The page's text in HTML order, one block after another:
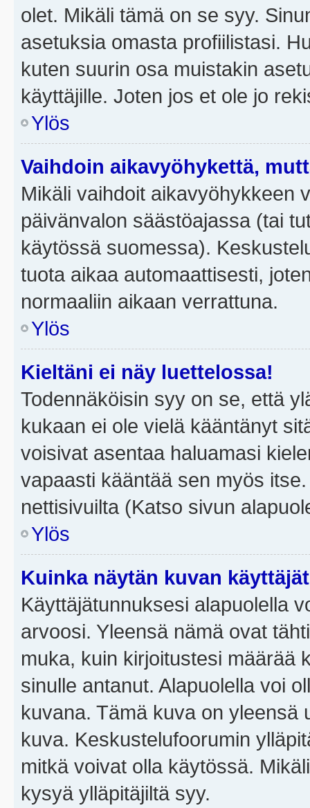
olet. Mikäli tämä on se syy.
asetuksia omasta profiilistasi.
kuten suurin osa muistakin
käyttäjille. Joten jos et ole jo
Ylös
Vaihdoin aikavyöhykettä,
Mikäli vaihdoit aikavyöhykkeen
päivänvalon säästöajassa (tai
käytössä suomessa).
tuota aikaa automaattisesti,
normaaliin aikaan verrattuna.
Ylös
Kieltäni ei näy luettelossa!
Todennäköisin syy on se, että
kukaan ei ole vielä kääntänyt
voisivat asentaa haluamasi
vapaasti kääntää sen myös
nettisivuilta (Katso sivun
Ylös
Kuinka näytän kuvan
Käyttäjätunnuksesi alapuolella
arvoosi. Yleensä nämä ovat
muka, kuin kirjoitustesi määrää
sinulle antanut. Alapuolella voi
kuvana. Tämä kuva on yleensä
kuva. Keskustelufoorumin
mitkä voivat olla käytössä.
kysyä ylläpitäjiltä syy.